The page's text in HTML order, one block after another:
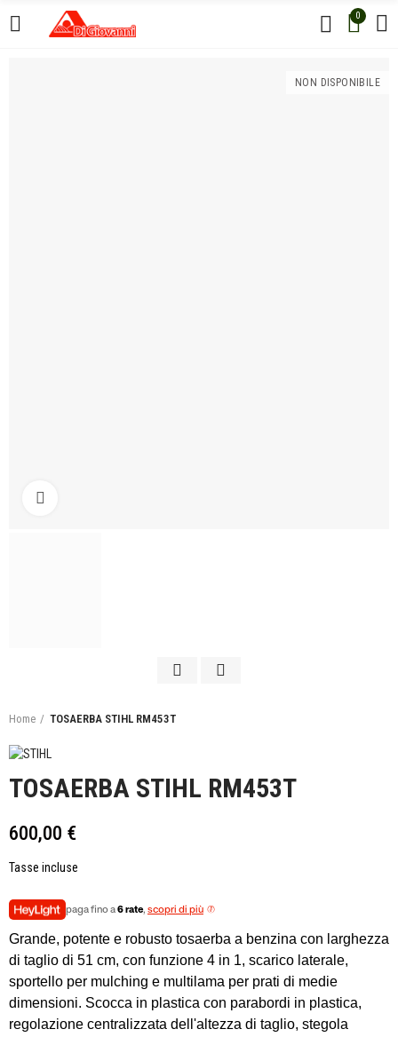
0
NON DISPONIBILE
Home TOSAERBA STIHL RM453T
TOSAERBA STIHL RM453T
600,00 €
Tasse incluse
paga fino a6 rate, scopri di più
Grande, potente e robusto tosaerba a benzina con larghezza
di taglio di 51 cm, con funzione 4 in 1, scarico laterale,
sportello per mulching e multilama per prati di medie
dimensioni. Scocca in plastica con parabordi in plastica,
regolazione centralizzata dell'altezza di taglio, stegola